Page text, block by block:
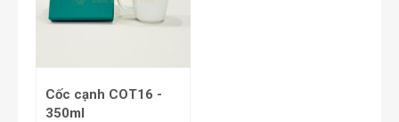
Cốc cạnh COT16 -
350ml